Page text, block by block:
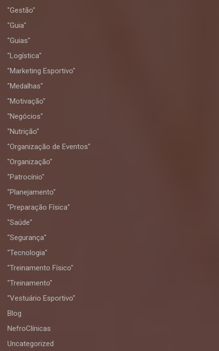
"Gestão"
"Guia"
"Guias"
"Logística"
"Marketing Esportivo"
"Medalhas"
"Motivação"
"Negócios"
"Nutrição"
"Organização de Eventos"
"Organização"
"Patrocínio"
"Planejamento"
"Preparação Física"
"Saúde"
"Segurança"
"Tecnologia"
"Treinamento Físico"
"Treinamento"
"Vestuário Esportivo"
Blog
NefroClínicas
Uncategorized